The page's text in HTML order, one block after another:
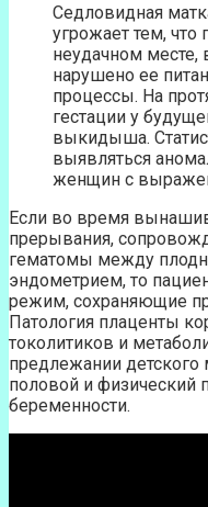
Седловидная
угрожает тем, что
неудачном месте,
нарушено ее
процессы. На
гестации у
выкидыша.
выявляться
женщин с
Если во время
прерывания,
гематомы между
эндометрием, то
режим, сохраняющие
Патология плаценты
токолитиков и
предлежании детского
половой и физический
беременности.